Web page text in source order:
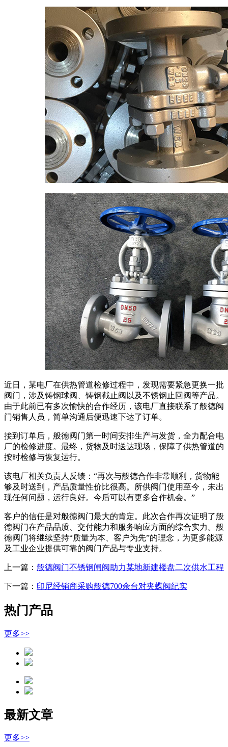
近日，某电厂在供热管道检修过程中，发现需要紧急更换一批
阀门，涉及铸钢球阀、铸钢截止阀以及不锈钢止回阀等产品。
由于此前已有多次愉快的合作经历，该电厂直接联系了般德阀
门销售人员，简单沟通后便迅速下达了订单。
接到订单后，般德阀门第一时间安排生产与发货，全力配合电
厂的检修进度。最终，货物及时送达现场，保障了供热管道的
按时检修与恢复运行。
该电厂相关负责人反馈：“再次与般德合作非常顺利，货物能
够及时送到，产品质量性价比很高。所供阀门使用至今，未出
现任何问题，运行良好。今后可以有更多合作机会。”
客户的信任是对般德阀门最大的肯定。此次合作再次证明了般
德阀门在产品品质、交付能力和服务响应方面的综合实力。般
德阀门将继续坚持“质量为本、客户为先”的理念，为更多能源
及工业企业提供可靠的阀门产品与专业支持。
上一篇： 般德阀门不锈钢闸阀助力某地新建楼盘二次供水工程
下一篇： 印尼经销商采购般德700余台对夹蝶阀纪实
热门产品
更多>>
最新文章
更多>>